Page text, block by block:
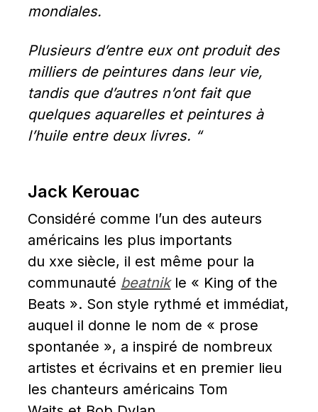
mondiales.
Plusieurs d’entre eux ont produit des
milliers de peintures dans leur vie,
tandis que d’autres n’ont fait que
quelques aquarelles et peintures à
l’huile entre deux livres. “
Jack Kerouac
Considéré comme l’un des auteurs
américains les plus importants
du xxe siècle, il est même pour la
communauté beatnik le « King of the
Beats ». Son style rythmé et immédiat,
auquel il donne le nom de « prose
spontanée », a inspiré de nombreux
artistes et écrivains et en premier lieu
les chanteurs américains Tom